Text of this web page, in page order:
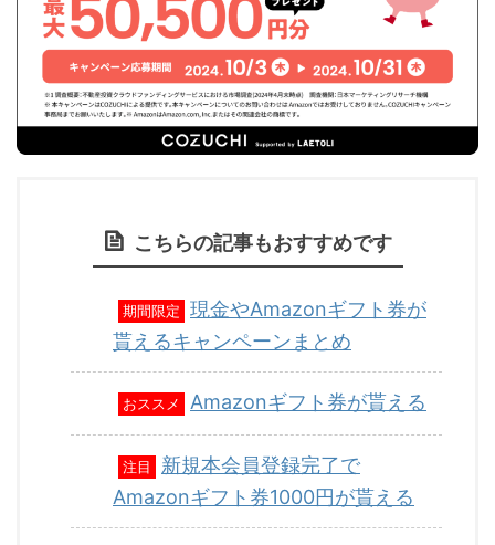
こちらの記事もおすすめです
期間限定
現金やAmazonギフト券が
貰えるキャンペーンまとめ
おススメ Amazonギフト券が貰える
注目
新規本会員登録完了で
Amazonギフト券1000円が貰える